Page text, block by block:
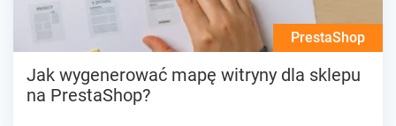
PrestaShop
Jak wygenerować mapę witryny dla sklepu
na PrestaShop?